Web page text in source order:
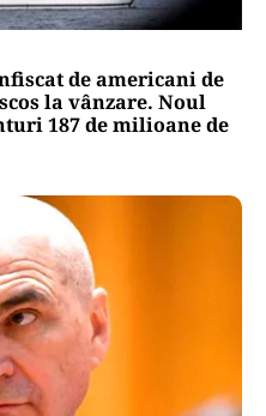
de americani de
la vânzare. Noul
187 de milioane de